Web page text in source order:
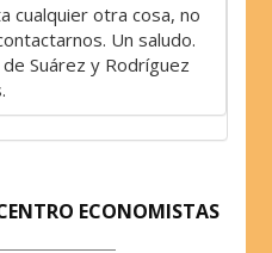
cualquier otra cosa, no
Un saludo.
Suárez y Rodríguez
ECONOMISTAS